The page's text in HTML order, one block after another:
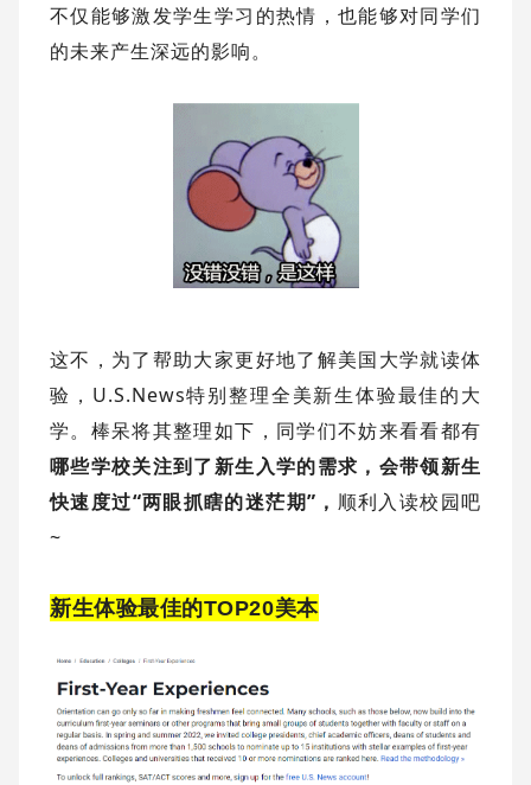
不仅能够激发学生学习的热情，也能够对同学们
的未来产生深远的影响。
这不，为了帮助大家更好地了解美国大学就读体
验，U.S.News特别整理全美新生体验最佳的大
学。 棒呆将其整理如下，同学们不妨来看看都有
哪些学校关注到了新生入学的需求，会带领新生
快速度过“两眼抓瞎的迷茫期”， 顺利入读校园吧
~
新生体验最佳的TOP20美本